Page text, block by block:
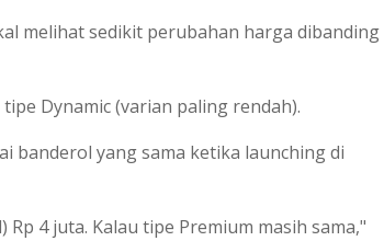
melihat sedikit perubahan harga dibanding
Dynamic (varian paling rendah).
banderol yang sama ketika launching di
4 juta. Kalau tipe Premium masih sama,"